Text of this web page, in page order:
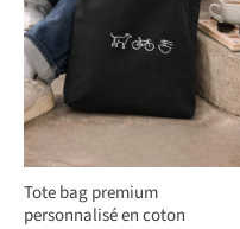
Tote bag premium
personnalisé en coton